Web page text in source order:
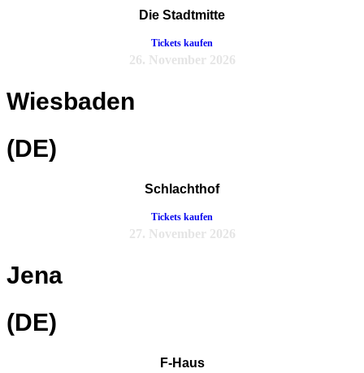
Die Stadtmitte
Tickets kaufen
26. November 2026
Wiesbaden
(DE)
Schlachthof
Tickets kaufen
27. November 2026
Jena
(DE)
F-Haus